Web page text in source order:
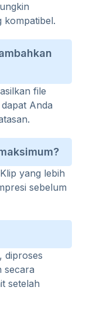
kompatibel.
file
Anda
yang lebih
sebelum
diproses
secara
setelah